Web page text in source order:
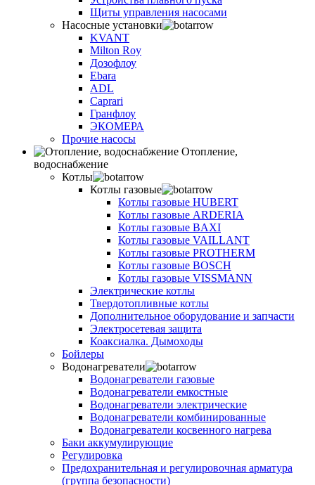
Щиты управления насосами
Насосные установки
KVANT
Milton Roy
Дозофлоу
Ebara
ADL
Caprari
Гранфлоу
ЭКОМЕРА
Прочие насосы
Отопление,
водоснабжение
Котлы
Котлы газовые
Котлы газовые HUBERT
Котлы газовые ARDERIA
Котлы газовые BAXI
Котлы газовые VAILLANT
Котлы газовые PROTHERM
Котлы газовые BOSCH
Котлы газовые VISSMANN
Электрические котлы
Твердотопливные котлы
Дополнительное оборудование и запчасти
Электросетевая защита
Коаксиалка. Дымоходы
Бойлеры
Водонагреватели
Водонагреватели газовые
Водонагреватели емкостные
Водонагреватели электрические
Водонагреватели комбинированные
Водонагреватели косвенного нагрева
Баки аккумулирующие
Регулировка
Предохранительная и регулировочная арматура
(группа безопасности)